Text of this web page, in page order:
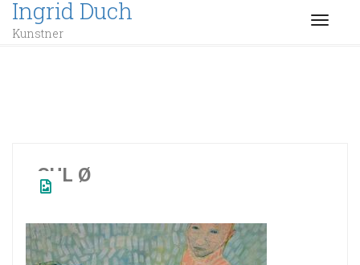
Ingrid Duch
Kunstner
GUL Ø